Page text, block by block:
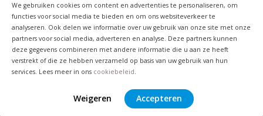
We gebruiken cookies om content en advertenties te personaliseren, om
functies voor social media te bieden en om ons websiteverkeer te
analyseren. Ook delen we informatie over uw gebruik van onze site met onze
partners voor social media, adverteren en analyse. Deze partners kunnen
deze gegevens combineren met andere informatie die u aan ze heeft
verstrekt of die ze hebben verzameld op basis van uw gebruik van hun
services. Lees meer in ons cookiebeleid
Weigeren Accepteren
beschadigd raken. Hierdoor blijft de volledige installatie
efficiënt functioneren en wordt de kans op storingen
tot een minimum beperkt. Dit maakt waterfilters niet
alleen belangrijk voor de waterkwaliteit, maar ook voor
kostenbesparing en systeemveiligheid.
Waterfilters: betrouwbare waterzuivering